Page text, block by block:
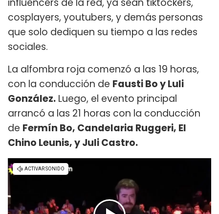
cosplayers, youtubers, y demás personas
que solo dediquen su tiempo a las redes
sociales.
La alfombra roja comenzó a las 19 horas,
con la conducción de Fausti Bo y Luli
González. Luego, el evento principal
arrancó a las 21 horas con la conducción
de Fermín Bo, Candelaria Ruggeri, El
Chino Leunis, y Juli Castro.